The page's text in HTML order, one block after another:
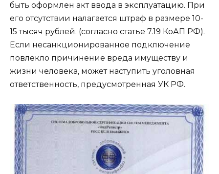
быть оформлен акт ввода в эксплуатацию. При
его отсутствии налагается штраф в размере 10-
15 тысяч рублей. (согласно статье 7.19 КоАП РФ).
Если несанкционированное подключение
повлекло причинение вреда имуществу и
жизни человека, может наступить уголовная
ответственность, предусмотренная УК РФ.